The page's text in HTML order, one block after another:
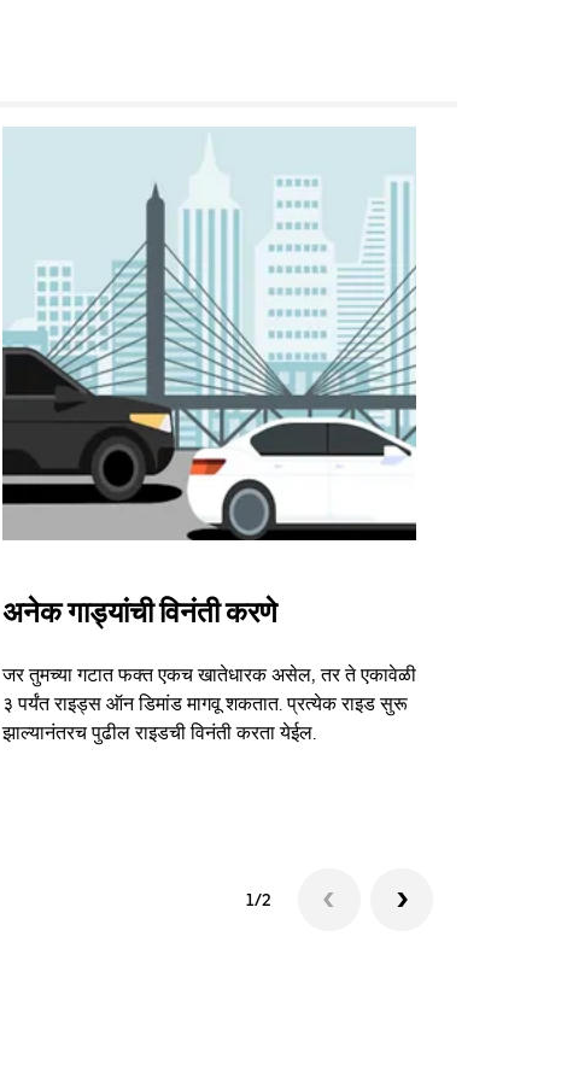
अनेक गाड्यांची विनंती करणे
जर तुमच्या गटात फक्त एकच खातेधारक असेल, तर ते एकावेळी
३ पर्यंत राइड्स ऑन डिमांड मागवू शकतात. प्रत्येक राइड सुरू
झाल्यानंतरच पुढील राइडची विनंती करता येईल.
1/2